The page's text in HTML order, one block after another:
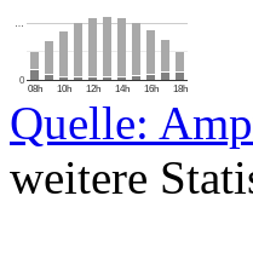
08h 10h 12h 14h 16h 18h
0
…
Quelle:
weitere